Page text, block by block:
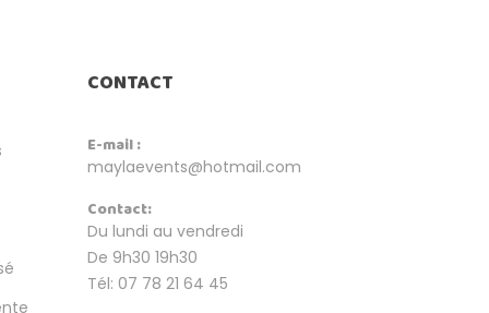
CONTACT
E-mail :
maylaevents@hotmail.com
Contact:
Du lundi au vendredi
De 9h30 19h30
Tél: 07 78 21 64 45